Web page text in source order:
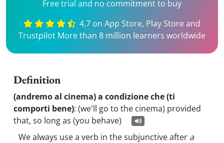
Free trial and no commitment to buy
4,7 on App Store, Play Store and
Trustpilot More than 8 million learners worldwide
Definition
(andremo al cinema) a condizione che (ti
comporti bene): (we'll go to the cinema) provided
that, so long as (you behave)
We always use a verb in the subjunctive after a